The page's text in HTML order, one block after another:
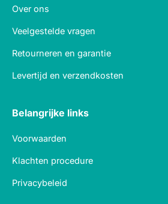
Over ons
Veelgestelde vragen
Retourneren en garantie
Levertijd en verzendkosten
Belangrijke links
Voorwaarden
Klachten procedure
Privacybeleid